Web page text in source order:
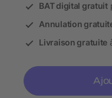
BAT digital gratuit
Annulation
Livraison gratuite